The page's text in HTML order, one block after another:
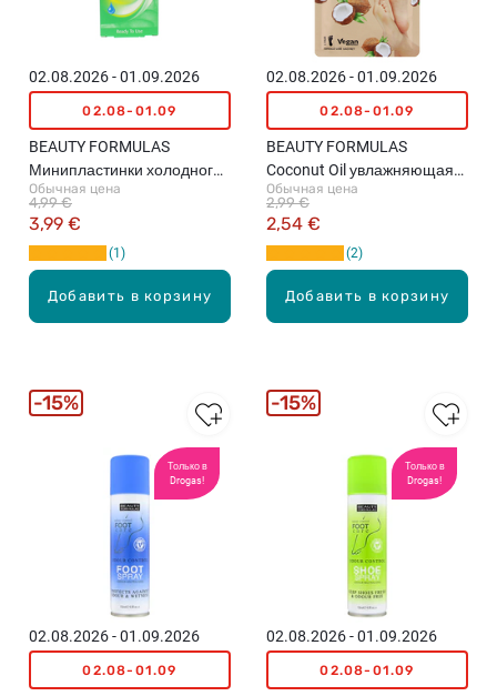
Добавить в корзину
02.08.2026 - 01.09.2026
02.08-01.09
BEAUTY FORMULAS
Минипластинки холодного
воска для лица и зоны
бикини, 36шт.
Обычная цена
3,99 €
4,99 €
1
Добавить в корзину
02.08.2026 - 01.09.2026
02.08-01.09
BEAUTY FORMULAS
Coconut Oil увлажняющая
маска для стоп, 1пара
Обычная цена
2,54 €
2,99 €
2
Только в
Drogas!
02.08.2026 - 01.09.2026
02.08-01.09
15%
Только в
Drogas!
02.08.2026 - 01.09.2026
02.08-01.09
15%